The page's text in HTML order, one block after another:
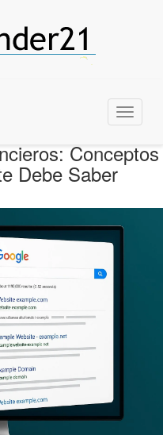
Menu
Conceptos
Debe Saber